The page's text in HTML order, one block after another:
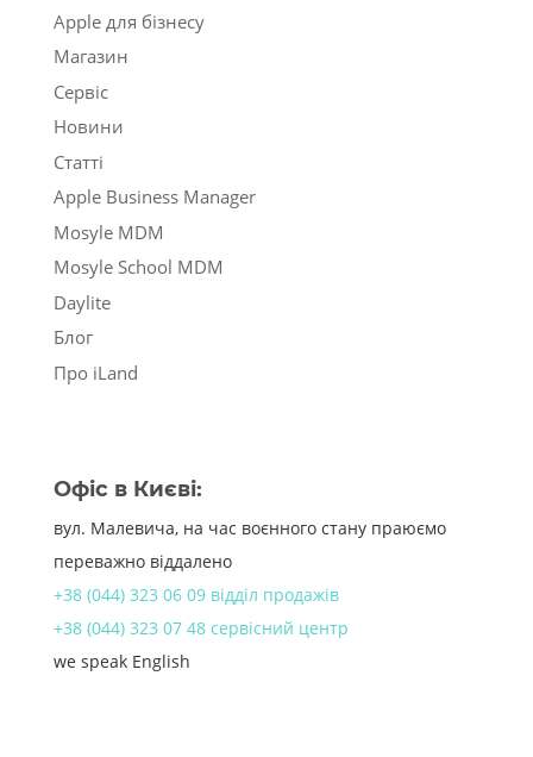
Apple для бізнесу
Магазин
Сервіс
Новини
Статті
Apple Business Manager
Mosyle MDM
Mosyle School MDM
Daylite
Блог
Про iLand
Офіс в Києві:
вул. Малевича, на час воєнного стану праюємо
переважно віддалено
+38 (044) 323 06 09 відділ продажів
+38 (044) 323 07 48 сервісний центр
we speak English